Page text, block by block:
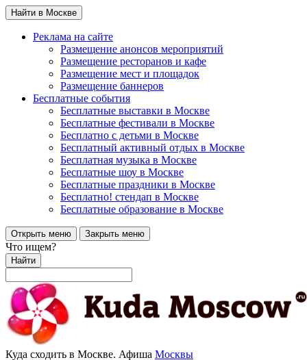
Найти в Москве
Реклама на сайте
Размещение анонсов мероприятий
Размещение ресторанов и кафе
Размещение мест и площадок
Размещение баннеров
Бесплатные события
Бесплатные выставки в Москве
Бесплатные фестивали в Москве
Бесплатно с детьми в Москве
Бесплатный активный отдых в Москве
Бесплатная музыка в Москве
Бесплатные шоу в Москве
Бесплатные праздники в Москве
Бесплатно! стендап в Москве
Бесплатные образование в Москве
Открыть меню Закрыть меню
Что ищем?
Найти
Куда сходить в Москве. Афиша Москвы